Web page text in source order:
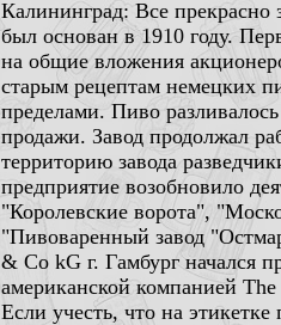
Калининград: Все
был основан в 1910 году.
на общие вложения
старым рецептам немецких
пределами. Пиво
продажи. Завод продолжал
территорию завода
предприятие возобновило
"Королевские ворота",
"Пивоваренный завод
& Co kG г. Гамбург начался
американской компанией
Если учесть, что на